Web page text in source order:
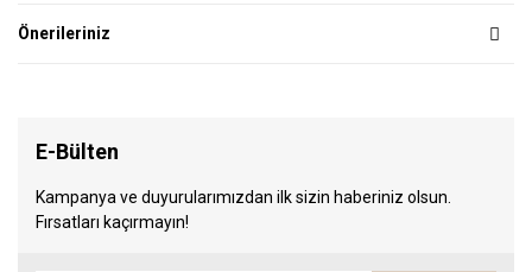
Önerileriniz
E-Bülten
Kampanya ve duyurularımızdan ilk sizin haberiniz olsun.
Fırsatları kaçırmayın!